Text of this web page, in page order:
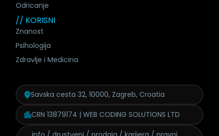
Odricanje
// KORISNI
Znanost
Psihologija
Zdravlje i Medicina
Savska cesta 32, 10000, Zagreb, Croatia
CRN 13879174 | WEB CODING SOLUTIONS LTD